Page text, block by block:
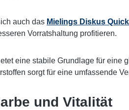
auch das Mielings Diskus
Vorratshaltung profitieren.
eine stabile Grundlage für
sorgt für eine umfassende
und Vitalität